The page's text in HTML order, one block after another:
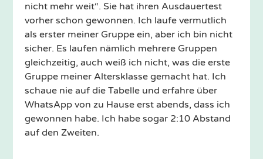
nicht mehr weit“. Sie hat ihren Ausdauertest
vorher schon gewonnen. Ich laufe vermutlich
als erster meiner Gruppe ein, aber ich bin nicht
sicher. Es laufen nämlich mehrere Gruppen
gleichzeitig, auch weiß ich nicht, was die erste
Gruppe meiner Altersklasse gemacht hat. Ich
schaue nie auf die Tabelle und erfahre über
WhatsApp von zu Hause erst abends, dass ich
gewonnen habe. Ich habe sogar 2:10 Abstand
auf den Zweiten.